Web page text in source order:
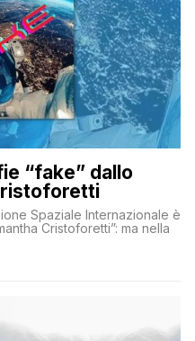
“fake” dallo
Spaziale Internazionale è
Cristoforetti”: ma nella